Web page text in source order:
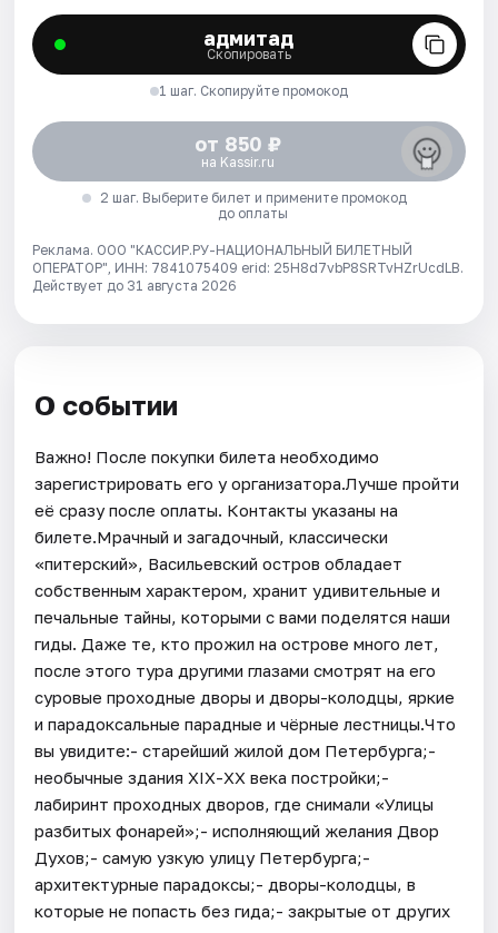
адмитад
Скопировать
1 шаг. Скопируйте промокод
от 850 ₽
на Kassir.ru
2 шаг. Выберите билет и примените промокод
до оплаты
Реклама. ООО "КАССИР.РУ-НАЦИОНАЛЬНЫЙ БИЛЕТНЫЙ
ОПЕРАТОР", ИНН: 7841075409 erid: 25H8d7vbP8SRTvHZrUcdLB.
Действует до 31 августа 2026
О событии
Важно! После покупки билета необходимо
зарегистрировать его у организатора.Лучше пройти
её сразу после оплаты. Контакты указаны на
билете.Мрачный и загадочный, классически
«питерский», Васильевский остров обладает
собственным характером, хранит удивительные и
печальные тайны, которыми с вами поделятся наши
гиды. Даже те, кто прожил на острове много лет,
после этого тура другими глазами смотрят на его
суровые проходные дворы и дворы-колодцы, яркие
и парадоксальные парадные и чёрные лестницы.Что
вы увидите:- старейший жилой дом Петербурга;-
необычные здания XIX-XX века постройки;-
лабиринт проходных дворов, где снимали «Улицы
разбитых фонарей»;- исполняющий желания Двор
Духов;- самую узкую улицу Петербурга;-
архитектурные парадоксы;- дворы-колодцы, в
которые не попасть без гида;- закрытые от других